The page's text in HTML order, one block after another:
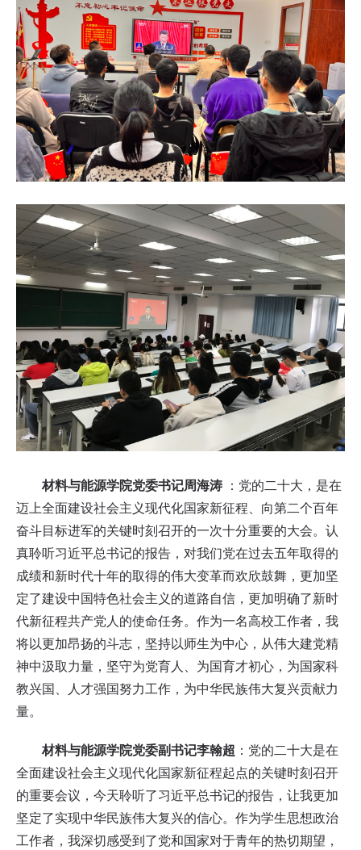
材料与能源学院党委书记周海涛 ：党的二十大，是在
迈上全面建设社会主义现代化国家新征程、向第二个百年
奋斗目标进军的关键时刻召开的一次十分重要的大会。认
真聆听习近平总书记的报告，对我们党在过去五年取得的
成绩和新时代十年的取得的伟大变革而欢欣鼓舞，更加坚
定了建设中国特色社会主义的道路自信，更加明确了新时
代新征程共产党人的使命任务。作为一名高校工作者，我
将以更加昂扬的斗志，坚持以师生为中心，从伟大建党精
神中汲取力量，坚守为党育人、为国育才初心，为国家科
教兴国、人才强国努力工作，为中华民族伟大复兴贡献力
量。
材料与能源学院党委副书记李翰超 ：党的二十大是在
全面建设社会主义现代化国家新征程起点的关键时刻召开
的重要会议，今天聆听了习近平总书记的报告，让我更加
坚定了实现中华民族伟大复兴的信心。作为学生思想政治
工作者，我深切感受到了党和国家对于青年的热切期望，